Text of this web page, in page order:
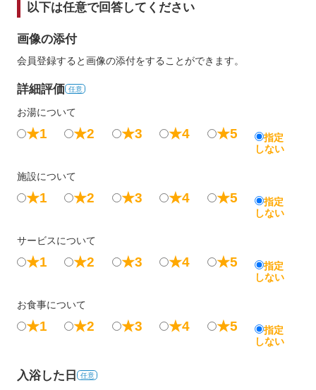
以下は任意で回答してください
画像の添付
会員登録すると画像の添付をすることができます。
詳細評価 任意
お湯について
★1 ★2 ★3 ★4 ★5
指定
しない
施設について
★1 ★2 ★3 ★4 ★5
指定
しない
サービスについて
★1 ★2 ★3 ★4 ★5
指定
しない
お食事について
★1 ★2 ★3 ★4 ★5
指定
しない
入浴した日 任意